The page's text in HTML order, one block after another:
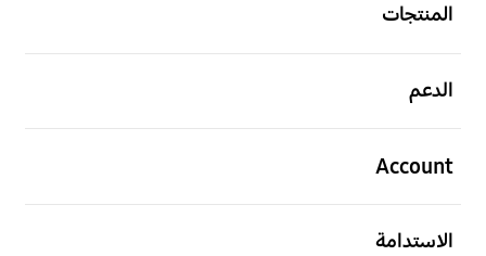
المنتجات
الدعم
Account
الاستدامة